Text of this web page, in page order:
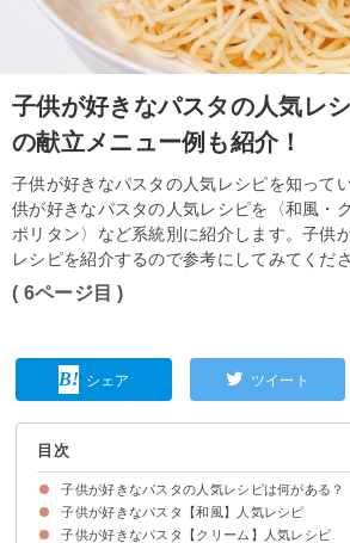
子供が好きなパスタの人気レ
の献立メニュー例も紹介！
子供が好きなパスタの人気レシピを知って
供が好きなパスタの人気レシピを〈和風・
ポリタン〉など系統別に紹介します。子供
レシピを紹介するので参考にしてみてくださ
( 6ページ目 )
シェア ツイート
目次
子供が好きなパスタの人気レシピは何がある？
子供が好きなパスタ【和風】人気レシピ
①めんつゆで作る小松菜ときのこの和風パスタ
②じゃがいもとベーコンのコンソメ醤油パスタ
③キャベツとしらすの和風パスタ
④和風たらこパスタ
⑤めんつゆで作る白菜とツナの和風パスタ
⑥れんこんとひき肉の和風パスタ
⑦納豆とツナの簡単パスタ
子供が好きなパスタ【クリーム】人気レシピ